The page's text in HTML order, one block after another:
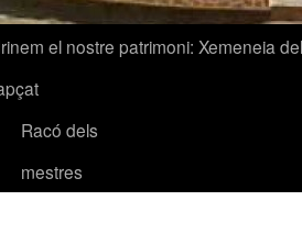
el nostre patrimoni: Xemeneia
Racó dels
mestres